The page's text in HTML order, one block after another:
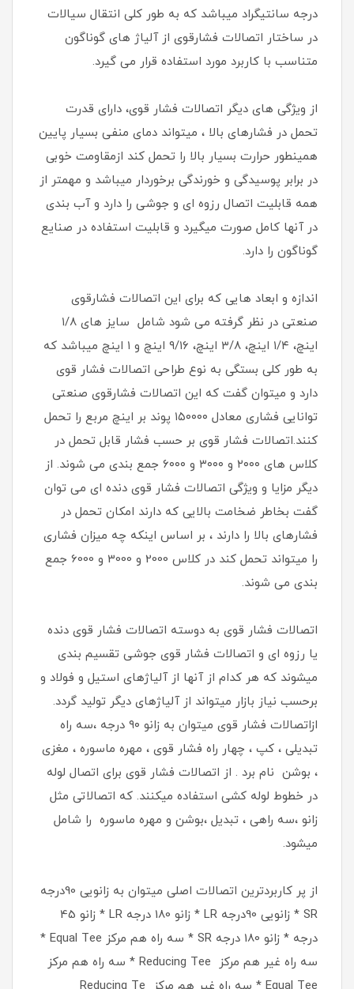
درجه سانتیگراد میباشد که به طور کلی انتقال سیالات
در ساختار اتصالات فشارقوی از آلیاژ های گوناگون
متناسب با کاربرد مورد استفاده قرار می گیرد.
از ویژگی های دیگر اتصالات فشار قوی، دارای قدرت
تحمل در فشارهای بالا ، میتواند دمای منفی بسیار پایین
همینطور حرارت بسیار بالا را تحمل کند ازمقاومت خوبی
در برابر پوسیدگی و خورندگی برخوردار میباشد و مهمتر از
همه قابلیت اتصال رزوه ای و جوشی را دارد و آب بندی
در آنها کامل صورت میگیرد و قابلیت استفاده در صنایع
گوناگون را دارد.
اندازه و ابعاد هایی که برای این اتصالات فشارقوی
صنعتی در نظر گرفته می شود شامل سایز های ۱/۸
اینچ، ۱/۴ اینچ، ۳/۸ اینچ، ۹/۱۶ اینچ و ۱ اینچ میباشد که
به طور کلی بستگی به نوع طراحی اتصالات فشار قوی
دارد و میتوان گفت که این اتصالات فشارقوی صنعتی
توانایی فشاری معادل ۱۵۰۰۰۰ پوند بر اینچ مربع را تحمل
کنند.اتصالات فشار قوی بر حسب فشار قابل تحمل در
کلاس های ۲۰۰۰ و ۳۰۰۰ و ۶۰۰۰ جمع بندی می شوند. از
دیگر مزایا و ویژگی اتصالات فشار قوی دنده ای می توان
گفت بخاطر ضخامت بالایی که دارند امکان تحمل در
فشارهای بالا را دارند ، بر اساس اینکه چه میزان فشاری
را میتواند تحمل کند در کلاس 2000 و 3000 و 6000 جمع
بندی می شوند.
اتصالات فشار قوی به دوسته اتصالات فشار قوی دنده
یا رزوه ای و اتصالات فشار قوی جوشی تقسیم بندی
میشوند که هر کدام از آنها از آلیاژهای استیل و فولاد و
برحسب نیاز بازار میتواند از آلیاژهای دیگر تولید گردد.
ازاتصالات فشار قوی میتوان به زانو ۹۰ درجه ،سه راه
تبدیلی ، کپ ، چهار راه فشار قوی ، مهره ماسوره ، مغزی
، بوشن نام برد . از اتصالات فشار قوی برای اتصال لوله
در خطوط لوله کشی استفاده میکنند. كه اتصالاتی مثل
زانو ،سه راهی ، تبدیل ،بوشن و مهره ماسوره را شامل
میشود.
از پر کاربردترین اتصالات اصلی میتوان به زانویی 90درجه
SR * زانویی 90درجه LR * زانو 180 درجه LR * زانو 45
درجه * زانو 180 درجه SR * سه راه هم مرکز Equal Tee *
سه راه غیر هم مرکز Reducing Tee * سه راه هم مرکز